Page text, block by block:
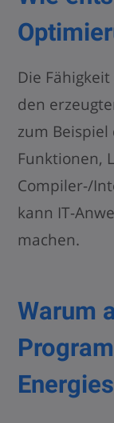
Die
den
zum
Funktionen,
Compiler-/
kann IT-
machen.
Warum